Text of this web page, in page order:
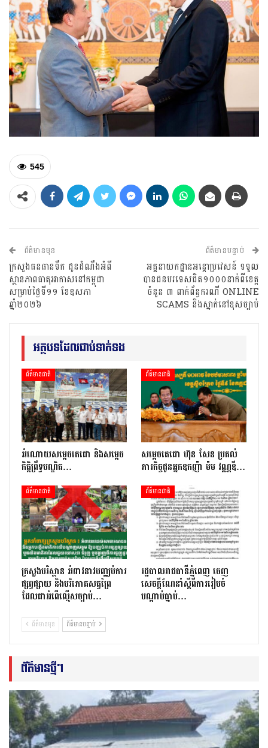
545
ព័ត៌មានមុន
ក្រសួងធនធានទឹក ជូនដំណឹងអំពី
ស្ថានភាពធាតុអាកាសនៅកម្ពុជា
សម្រាប់ថ្ងៃទី១១ ខែឧសភា
ឆ្នាំ២០២៦
ព័ត៌មានបន្ទាប់
អគ្គនាយកដ្ឋានអន្តោប្រវេសន៍ ទទួល
បានជនបរទេសជិត១០០០នាក់ពីខេត្ត
ចំនួន ៣ ពាក់ព័ន្ធករណី ONLINE
SCAMS និងស្នាក់នៅខុសច្បាប់
អត្ថបទដែលជាប់ទាក់ទង
ព័ត៌មានជាតិ
អំណោយសម្តេចតេជោ និងសម្តេច
កិត្តិព្រឹទ្ធបណ្ឌិត…
ព័ត៌មានជាតិ
សម្តេចតេជោ ហ៊ុន សែន ប្រគល់
ភារកិច្ចជូនអ្នកឧកញ៉ា ម៉ម វណ្ណឌី…
ព័ត៌មានជាតិ
ក្រសួងបរិស្ថាន អំពាវនាវបញ្ឈប់ការ
ផ្សព្វផ្សាយ និងបរិភោគសត្វព្រៃ
ដែលជាអំពើល្មើសច្បាប់…
ព័ត៌មានជាតិ
រដ្ឋបាលរាជធានីភ្នំពេញ ចេញ
សេចក្ដីណែនាំស្ដីពីការរៀបចំ
បណ្ដាប់ធ្នាប់…
ព័ត៌មានមុន ព័ត៌មានបន្ទាប់
ព័ត៌មានថ្មីៗ